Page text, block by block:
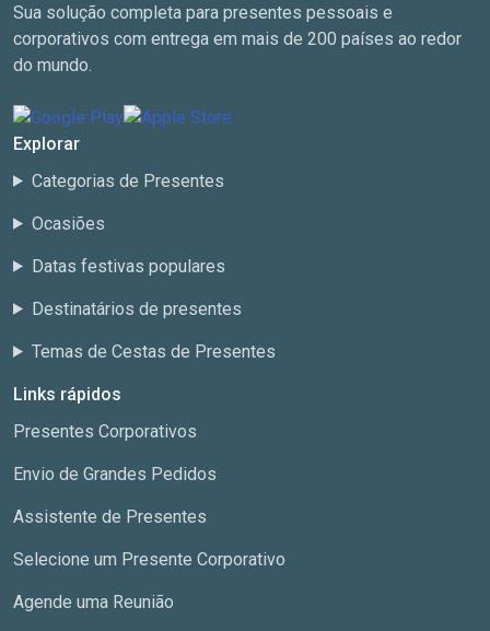
Sua solução completa para presentes pessoais e
corporativos com entrega em mais de 200 países ao redor
do mundo.
Explorar
Categorias de Presentes
Ocasiões
Datas festivas populares
Destinatários de presentes
Temas de Cestas de Presentes
Links rápidos
Presentes Corporativos
Envio de Grandes Pedidos
Assistente de Presentes
Selecione um Presente Corporativo
Agende uma Reunião